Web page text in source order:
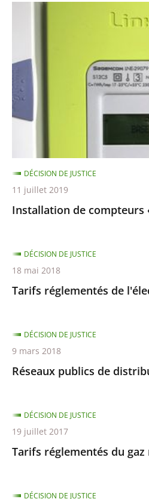
«
Linky
»
Installation de compteurs
DÉCISION DE JUSTICE
11 juillet 2019
Tarifs réglementés de
DÉCISION DE JUSTICE
18 mai 2018
Réseaux publics de
DÉCISION DE JUSTICE
9 mars 2018
Tarifs réglementés du gaz
DÉCISION DE JUSTICE
19 juillet 2017
DÉCISION DE JUSTICE